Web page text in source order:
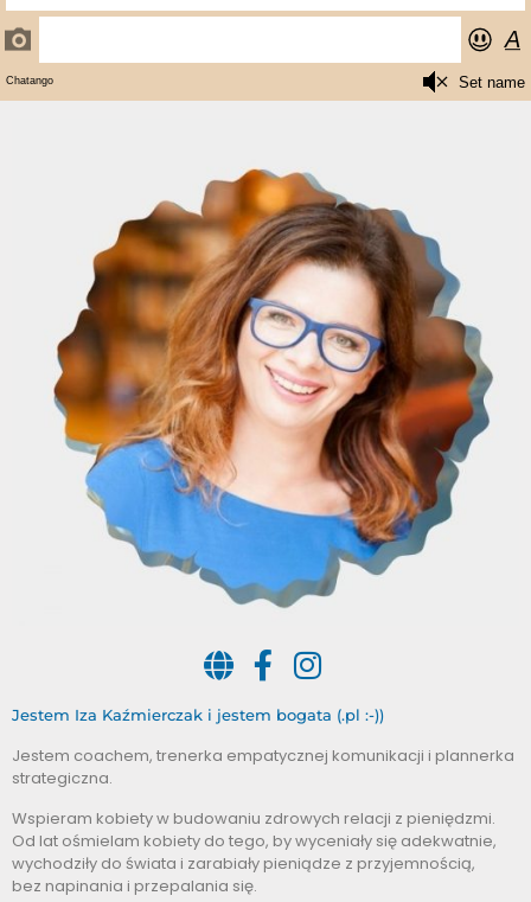
Jestem Iza Kaźmierczak i jestem bogata (.pl :-))
Jestem coachem, trenerka empatycznej komunikacji i plannerka
strategiczna.
Wspieram kobiety w budowaniu zdrowych relacji z pieniędzmi.
Od lat ośmielam kobiety do tego, by wyceniały się adekwatnie,
wychodziły do świata i zarabiały pieniądze z przyjemnością,
bez napinania i przepalania się.